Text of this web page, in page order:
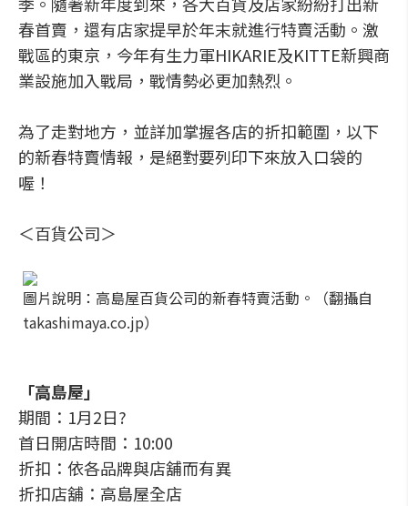
春首賣，還有店家提早於年末就進行特賣活動。激
戰區的東京，今年有生力軍HIKARIE及KITTE新興商
業設施加入戰局，戰情勢必更加熱烈。
為了走對地方，並詳加掌握各店的折扣範圍，以下
的新春特賣情報，是絕對要列印下來放入口袋的
喔！
＜百貨公司＞
圖片說明：高島屋百貨公司的新春特賣活動。（翻攝自
takashimaya.co.jp）
「高島屋」
期間：1月2日?
首日開店時間：10:00
折扣：依各品牌與店舖而有異
折扣店舖：高島屋全店